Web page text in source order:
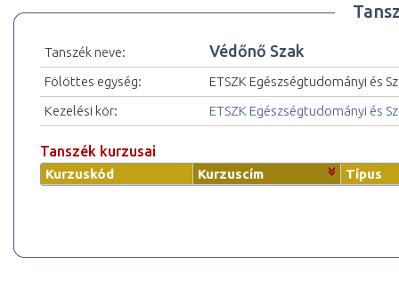
Tanszék neve: Védőnő Szak
Fölöttes egység:
ETSZK Egészségtudományi és
Kezelési kör:
ETSZK Egészségtudományi és
Tanszék kurzusai
Kurzuskód Kurzuscím Típus